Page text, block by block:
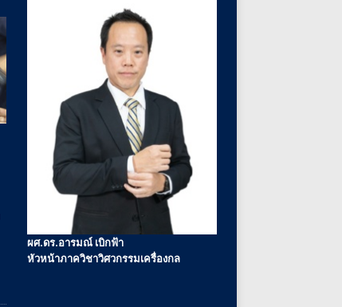
ผศ.ดร.อารมณ์ เบิกฟ้า
หัวหน้าภาควิชาวิศวกรรมเครื่องกล